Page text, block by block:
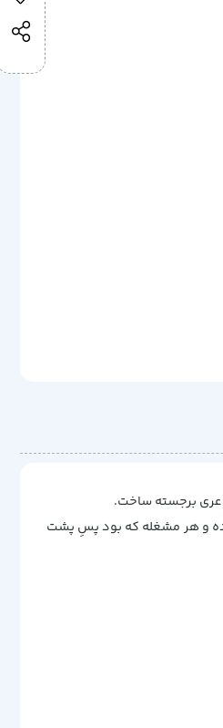
و هر مشغله که بود پسِ پشت